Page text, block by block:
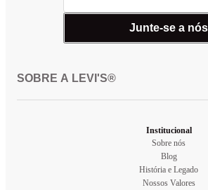
Junte-se a nós
SOBRE A LEVI'S®
Institucional
Sobre nós
Blog
História e Legado
Nossos Valores